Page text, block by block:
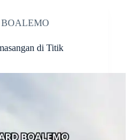
di Titik